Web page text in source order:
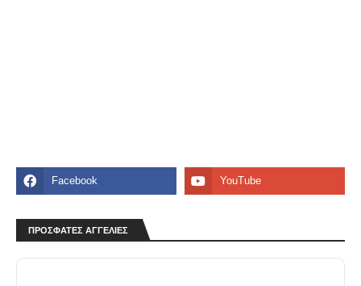
ΠΡΟΣΦΑΤΕΣ ΑΓΓΕΛΙΕΣ